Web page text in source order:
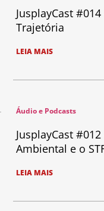
JusplayCast
Trajetória
LEIA MAIS
Áudio e Podcasts
JusplayCast
Ambiental e o
LEIA MAIS